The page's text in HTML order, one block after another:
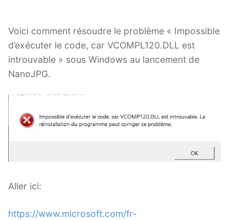
NanoJPG V4 simple
Méga-formation Strobist / Studio de Rue
Les packs
Voici comment résoudre le problème « Impossible
d’exécuter le code, car VCOMPL120.DLL est
introuvable » sous Windows au lancement de
NanoJPG.
Aller ici:
https://www.microsoft.com/fr-